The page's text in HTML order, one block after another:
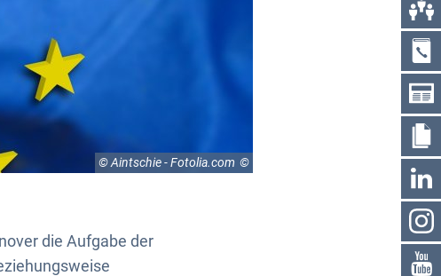
© Aintschie - Fotolia.com
die Aufgabe der